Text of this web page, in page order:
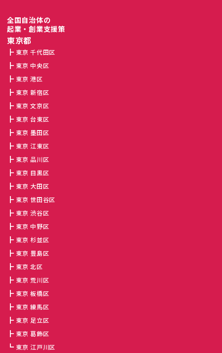
全国自治体の
起業・創業支援策
東京都
東京 千代田区
東京 中央区
東京 港区
東京 新宿区
東京 文京区
東京 台東区
東京 墨田区
東京 江東区
東京 品川区
東京 目黒区
東京 大田区
東京 世田谷区
東京 渋谷区
東京 中野区
東京 杉並区
東京 豊島区
東京 北区
東京 荒川区
東京 板橋区
東京 練馬区
東京 足立区
東京 葛飾区
東京 江戸川区